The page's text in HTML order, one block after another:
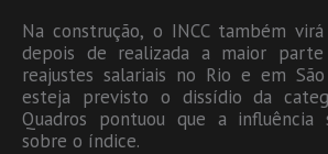
Na construção, o INCC também
depois de realizada a maior
reajustes salariais no Rio e em
esteja previsto o dissídio da
Quadros pontuou que a
sobre o índice.